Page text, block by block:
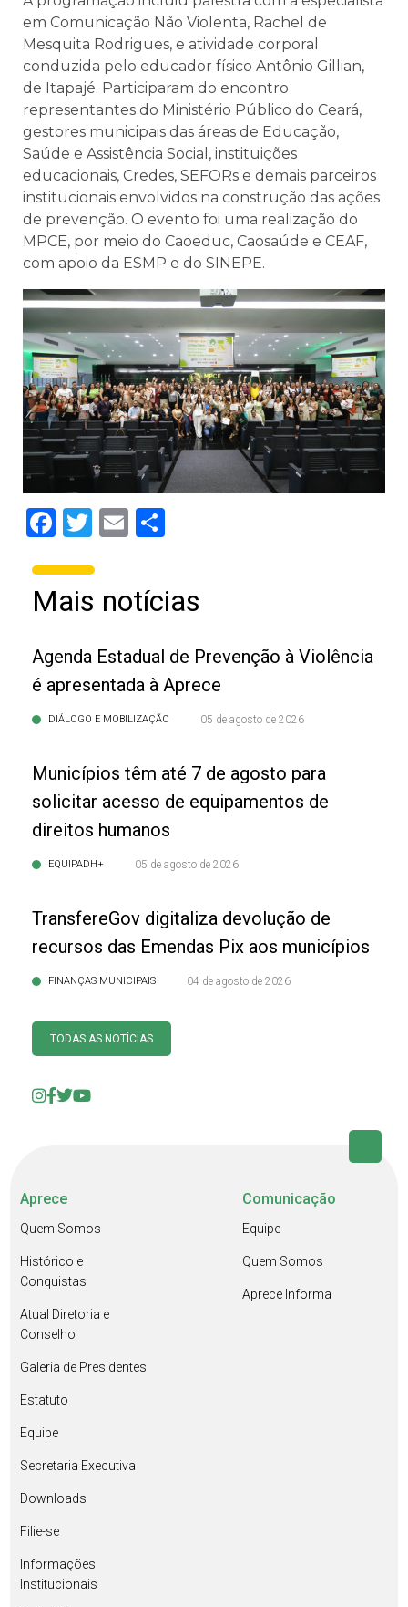
em Comunicação Não Violenta, Rachel de
Mesquita Rodrigues, e atividade corporal
conduzida pelo educador físico Antônio Gillian,
de Itapajé. Participaram do encontro
representantes do Ministério Público do Ceará,
gestores municipais das áreas de Educação,
Saúde e Assistência Social, instituições
educacionais, Credes, SEFORs e demais parceiros
institucionais envolvidos na construção das ações
de prevenção. O evento foi uma realização do
MPCE, por meio do Caoeduc, Caosaúde e CEAF,
com apoio da ESMP e do SINEPE.
Facebook
Twitter
Email
Mais notícias
Agenda Estadual de Prevenção à Violência
é apresentada à Aprece
DIÁLOGO E MOBILIZAÇÃO 05 de agosto de 2026
Municípios têm até 7 de agosto para
solicitar acesso de equipamentos de
direitos humanos
EQUIPADH+ 05 de agosto de 2026
TransfereGov digitaliza devolução de
recursos das Emendas Pix aos municípios
FINANÇAS MUNICIPAIS 04 de agosto de 2026
TODAS AS NOTÍCIAS
Aprece
Quem Somos
Histórico e
Conquistas
Atual Diretoria e
Conselho
Galeria de Presidentes
Estatuto
Equipe
Secretaria Executiva
Downloads
Filie-se
Informações
Institucionais
Comunicação
Equipe
Quem Somos
Aprece Informa